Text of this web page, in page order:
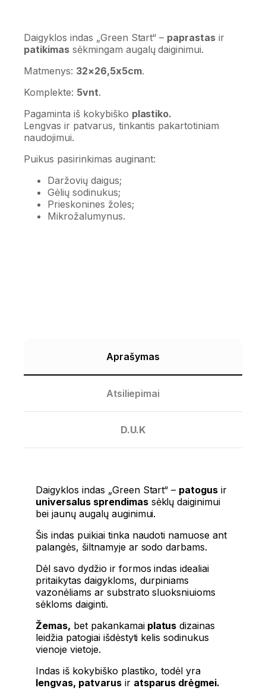
Daigyklos indas „Green Start“ – paprastas ir
patikimassėkmingam augalų daiginimui.
Matmenys: 32×26,5x5cm.
Komplekte: 5vnt.
Pagaminta iš kokybiško plastiko.
Lengvas ir patvarus, tinkantis pakartotiniam
naudojimui.
Puikus pasirinkimas auginant:
Daržovių daigus;
Gėlių sodinukus;
Prieskonines žoles;
Mikrožalumynus.
Aprašymas
Atsiliepimai
D.U.K
Daigyklos indas „Green Start“ – patogus ir
universalus sprendimassėklų daiginimui
bei jaunų augalų auginimui.
Šis indas puikiai tinka naudoti namuose ant
palangės, šiltnamyje ar sodo darbams.
Dėl savo dydžio ir formos indas idealiai
pritaikytas daigykloms, durpiniams
vazonėliams ar substrato sluoksniuioms
sėkloms daiginti.
Žemas, bet pakankamaiplatus dizainas
leidžia patogiai išdėstyti kelis sodinukus
vienoje vietoje.
Indas iš kokybiško plastiko, todėl yra
lengvas, patvarusir atsparus drėgmei.